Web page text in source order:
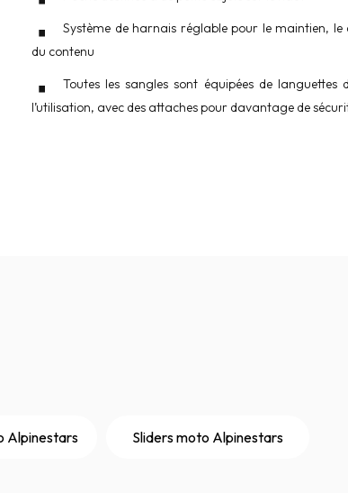
Système de harnais réglable pour le maintien,
du contenu
Toutes les sangles sont équipées de languettes
l’utilisation, avec des attaches pour davantage de
Alpinestars Sliders moto Alpinestars